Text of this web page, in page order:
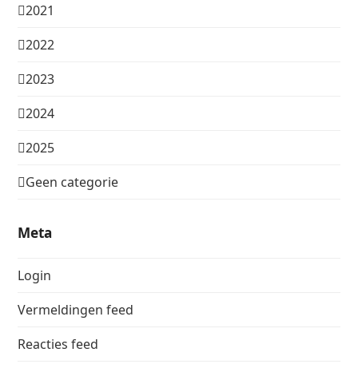
2021
2022
2023
2024
2025
Geen categorie
Meta
Login
Vermeldingen feed
Reacties feed